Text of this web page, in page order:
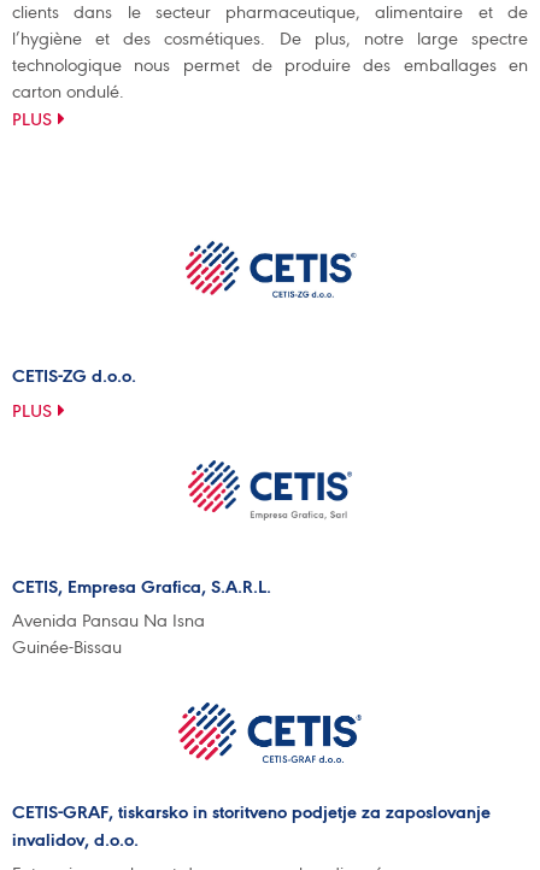
clients dans le secteur pharmaceutique, alimentaire et de
l’hygiène et des cosmétiques. De plus, notre large spectre
technologique nous permet de produire des emballages en
carton ondulé.
PLUS
CETIS-ZG d.o.o.
PLUS
CETIS, Empresa Grafica, S.A.R.L.
Avenida Pansau Na Isna
Guinée-Bissau
CETIS-GRAF, tiskarsko in storitveno podjetje za zaposlovanje
invalidov, d.o.o.